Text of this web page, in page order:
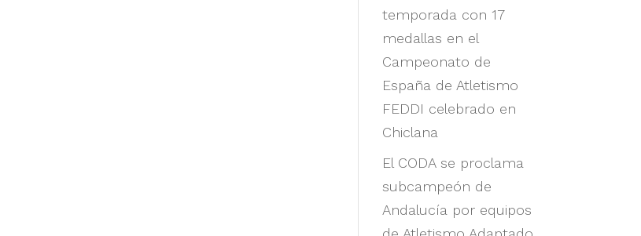
temporada con 17
medallas en el
Campeonato de
España de Atletismo
FEDDI celebrado en
Chiclana
El CODA se proclama
subcampeón de
Andalucía por equipos